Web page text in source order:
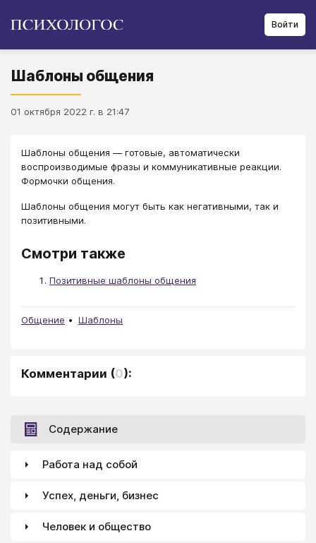
Войти
Шаблоны общения
01 октября 2022 г. в 21:47
Шаблоны общения ― готовые, автоматически
воспроизводимые фразы и коммуникативные реакции.
Формочки общения.
Шаблоны общения могут быть как негативными, так и
позитивными.
Смотри также
Позитивные шаблоны общения
Общение Шаблоны
Комментарии (0):
Содержание
Работа над собой
Успех, деньги, бизнес
Человек и общество